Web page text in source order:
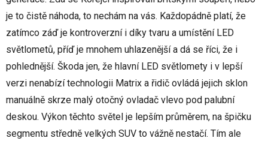
je to čistě náhoda, to nechám na vás. Každopádně platí, že
zatímco záď je kontroverzní i díky tvaru a umístění LED
světlometů, příď je mnohem uhlazenější a dá se říci, že i
pohlednější. Škoda jen, že hlavní LED světlomety i v lepší
verzi nenabízí technologii Matrix a řidič ovládá jejich sklon
manuálně skrze malý otočný ovladač vlevo pod palubní
deskou. Výkon těchto světel je lepším průměrem, na špičku
segmentu středně velkých SUV to vážně nestačí. Tím ale